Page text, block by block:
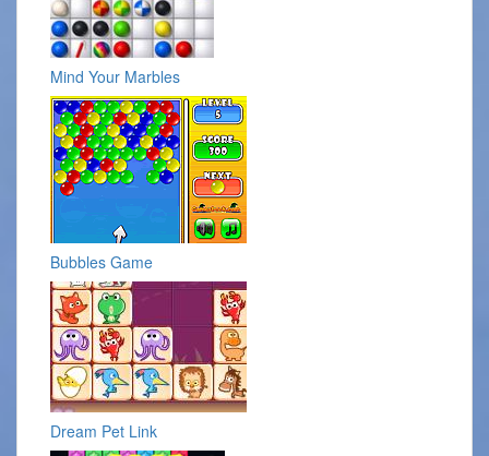
Mind Your Marbles
Bubbles Game
Dream Pet Link